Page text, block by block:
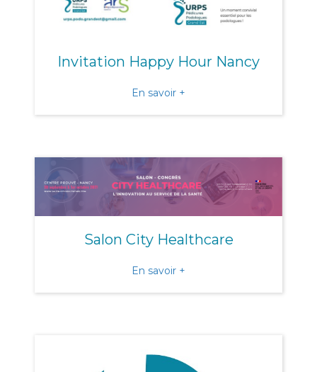
Invitation Happy Hour Nancy
En savoir +
Salon City Healthcare
En savoir +